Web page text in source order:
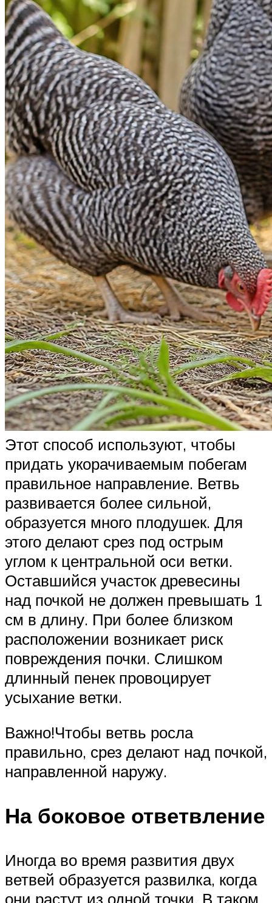
Этот способ используют, чтобы
придать укорачиваемым побегам
правильное направление. Ветвь
развивается более сильной,
образуется много плодушек. Для
этого делают срез под острым
углом к центральной оси ветки.
Оставшийся участок древесины
над почкой не должен превышать 1
см в длину. При более близком
расположении возникает риск
повреждения почки. Слишком
длинный пенек провоцирует
усыхание ветки.
Важно!Чтобы ветвь росла
правильно, срез делают над почкой,
направленной наружу.
На боковое ответвление
Иногда во время развития двух
ветвей образуется развилка, когда
они растут из одной точки. В таком